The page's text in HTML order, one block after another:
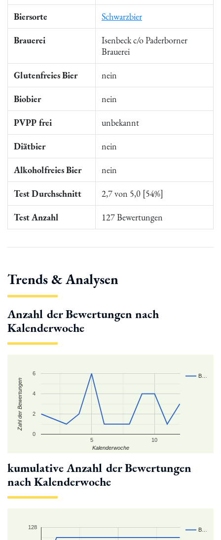
Biersorte Schwarzbier
Brauerei
Isenbeck c/o Paderborner
Brauerei
Glutenfreies Bier nein
Biobier nein
PVPP frei unbekannt
Diätbier nein
Alkoholfreies Bier nein
Test Durchschnitt 2,7 von 5,0 [54%]
Test Anzahl 127 Bewertungen
Trends & Analysen
Anzahl der Bewertungen nach
Kalenderwoche
B…
5 10
0
2
4
6
Kalenderwoche
Zahl der Bewertungen
kumulative Anzahl der Bewertungen
nach Kalenderwoche
B…
128